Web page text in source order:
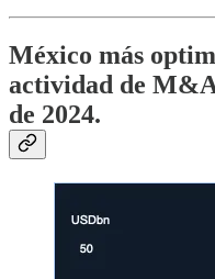
México más
actividad de M&A
de 2024.